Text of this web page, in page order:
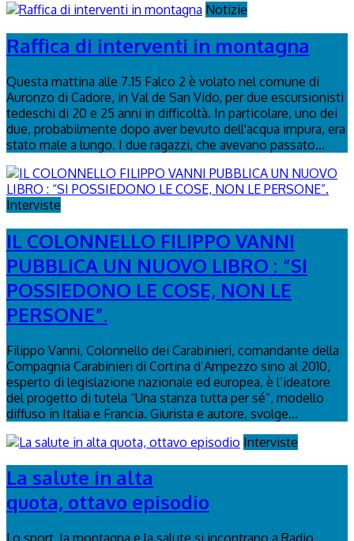
Notizie
Raffica di interventi in montagna
Questa mattina alle 7.15 Falco 2 è volato nel comune di
Auronzo di Cadore, in Val de San Vido, per due escursionisti
tedeschi di 20 e 25 anni in difficoltà. In particolare, uno dei
due, probabilmente dopo aver bevuto dell'acqua impura, era
stato male a lungo. I due ragazzi, che avevano passato...
Interviste
IL COLONNELLO FILIPPO VANNI
PUBBLICA UN NUOVO LIBRO : “SI
POSSIEDONO LE COSE, NON LE
PERSONE”.
Filippo Vanni, Colonnello dei Carabinieri, comandante della
Compagnia Carabinieri di Cortina d’Ampezzo sino al 2010,
esperto di legislazione nazionale ed europea, è l’ideatore
del progetto di tutela “Una stanza tutta per sé”, modello
diffuso in Italia e Francia. Giurista e autore, svolge...
Interviste
La salute in alta
quota, ottavo episodio